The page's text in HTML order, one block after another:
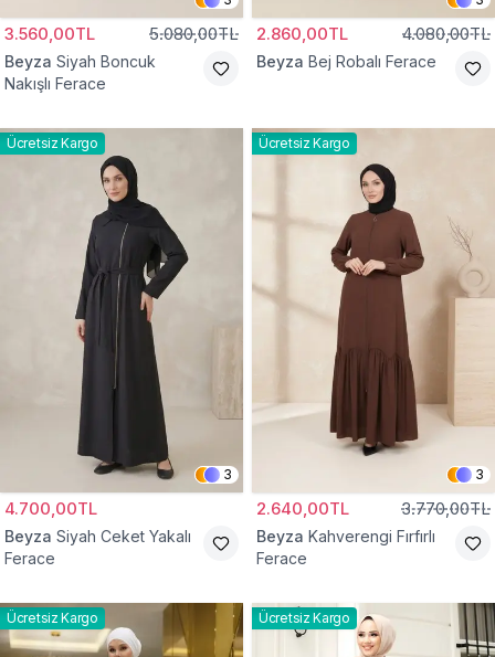
3.560,00TL 5.080,00TL
Beyza Siyah Boncuk
Nakışlı Ferace
2.860,00TL 4.080,00TL
Beyza Bej Robalı Ferace
Ücretsiz Kargo
3
4.700,00TL
Beyza Siyah Ceket Yakalı
Ferace
Ücretsiz Kargo
3
2.640,00TL 3.770,00TL
Beyza Kahverengi Fırfırlı
Ferace
Ücretsiz Kargo Ücretsiz Kargo